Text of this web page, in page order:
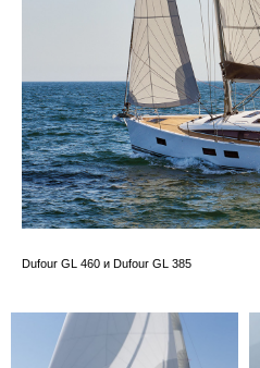
Dufour GL 460 и Dufour GL 385